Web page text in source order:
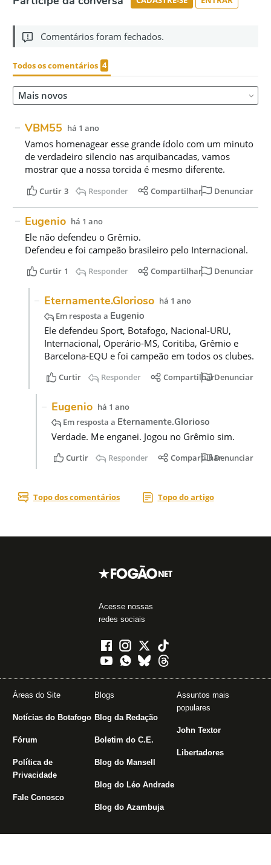
Acesse nossas
redes sociais
Áreas do Site
Notícias do Botafogo
Fórum
Política de
Privacidade
Fale Conosco
Blogs
Blog da Redação
Boletim do C.E.
Blog do Mansell
Blog do Léo Andrade
Blog do Azambuja
Assuntos mais
populares
John Textor
Libertadores